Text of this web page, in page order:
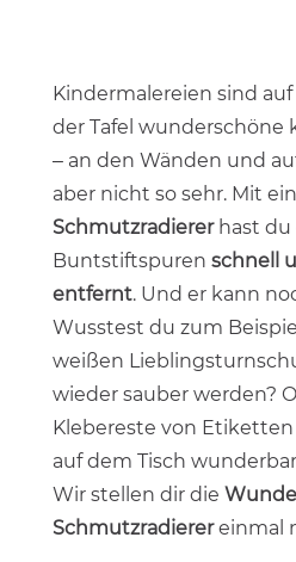
Kindermalereien sind
der Tafel wunderschöne
– an den Wänden und
aber nicht so sehr. Mit
Schmutzradiererhast du
Buntstiftspuren schnell
entfernt. Und er kann
Wusstest du zum
weißen
wieder sauber werden?
Klebereste von
auf dem Tisch
Wir stellen dir die
Schmutzradierereinmal